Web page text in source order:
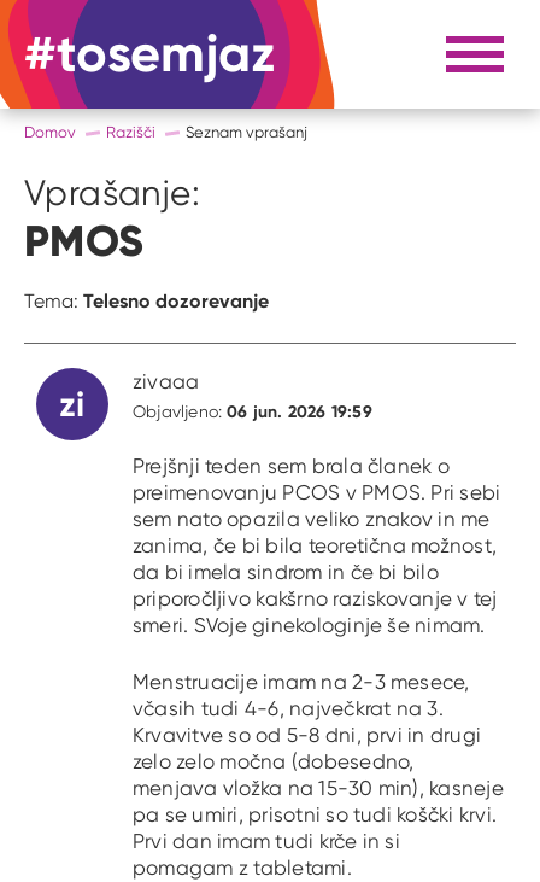
#tosemjaz #to sem jaz Razpri
Domov Razišči Seznam vprašanj
Vprašanje:
PMOS
Tema: Telesno dozorevanje
zi
zivaaa
Objavljeno:06 jun. 2026 19:59
Prejšnji teden sem brala članek o
preimenovanju PCOS v PMOS. Pri sebi
sem nato opazila veliko znakov in me
zanima, če bi bila teoretična možnost,
da bi imela sindrom in če bi bilo
priporočljivo kakšrno raziskovanje v tej
smeri. SVoje ginekologinje še nimam.
Menstruacije imam na 2-3 mesece,
včasih tudi 4-6, največkrat na 3.
Krvavitve so od 5-8 dni, prvi in drugi
zelo zelo močna (dobesedno,
menjava vložka na 15-30 min), kasneje
pa se umiri, prisotni so tudi koščki krvi.
Prvi dan imam tudi krče in si
pomagam z tabletami.